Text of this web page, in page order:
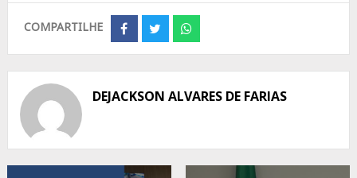
COMPARTILHE
Share
Facebook
Share
Twitter
Share
Whatsapp
DEJACKSON ALVARES DE FARIAS